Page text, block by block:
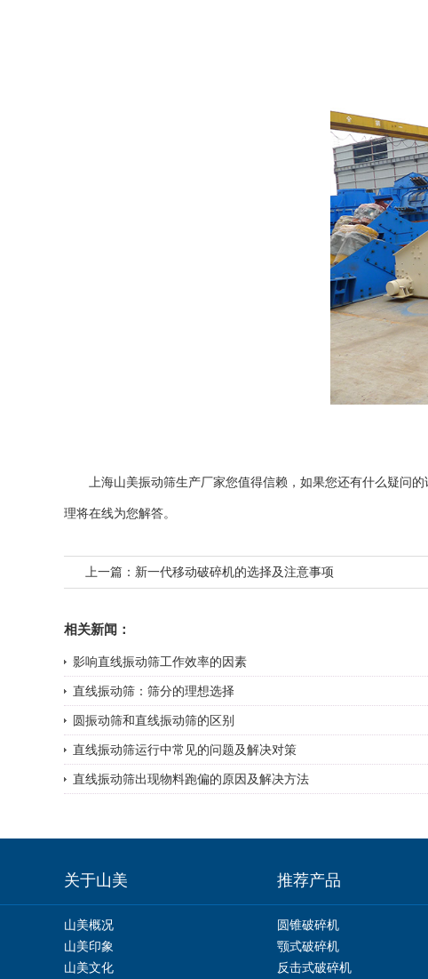
上海山美振动筛生产厂家您值得信赖，如果您还有什么疑问
理将在线为您解答。
上一篇： 新一代移动破碎机的选择及注意事项
相关新闻：
影响直线振动筛工作效率的因素
直线振动筛：筛分的理想选择
圆振动筛和直线振动筛的区别
直线振动筛运行中常见的问题及解决对策
直线振动筛出现物料跑偏的原因及解决方法
关于山美 推荐产品
山美概况
山美印象
山美文化
圆锥破碎机
颚式破碎机
反击式破碎机